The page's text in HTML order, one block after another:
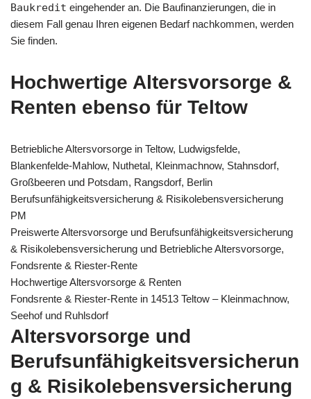
Baukredit eingehender an. Die Baufinanzierungen, die in
diesem Fall genau Ihren eigenen Bedarf nachkommen, werden
Sie finden.
Hochwertige Altersvorsorge &
Renten ebenso für Teltow
Betriebliche Altersvorsorge in Teltow, Ludwigsfelde,
Blankenfelde-Mahlow, Nuthetal, Kleinmachnow, Stahnsdorf,
Großbeeren und Potsdam, Rangsdorf, Berlin
Berufsunfähigkeitsversicherung & Risikolebensversicherung
PM
Preiswerte Altersvorsorge und Berufsunfähigkeitsversicherung
& Risikolebensversicherung und Betriebliche Altersvorsorge,
Fondsrente & Riester-Rente
Hochwertige Altersvorsorge & Renten
Fondsrente & Riester-Rente in 14513 Teltow – Kleinmachnow,
Seehof und Ruhlsdorf
Altersvorsorge und
Berufsunfähigkeitsversicherun
g & Risikolebensversicherung